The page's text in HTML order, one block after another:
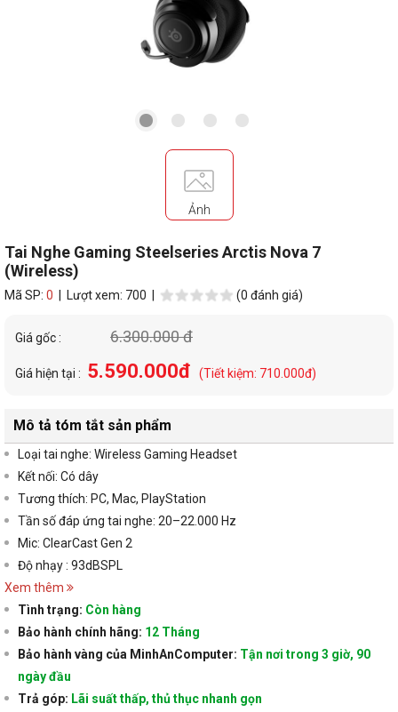
Ảnh
Tai Nghe Gaming Steelseries Arctis Nova 7
(Wireless)
Mã SP: 0 | Lượt xem: 700 | (0 đánh giá)
Giá gốc : 6.300.000 đ
Giá hiện tại : 5.590.000đ (Tiết kiệm: 710.000đ)
Mô tả tóm tắt sản phẩm
Loại tai nghe: Wireless Gaming Headset
Kết nối: Có dây
Tương thích: PC, Mac, PlayStation
Tần số đáp ứng tai nghe: 20–22.000 Hz
Mic: ClearCast Gen 2
Độ nhạy : 93dBSPL
Xem thêm
Tình trạng: Còn hàng
Bảo hành chính hãng: 12 Tháng
Bảo hành vàng của MinhAnComputer: Tận nơi trong 3 giờ, 90
ngày đầu
Trả góp: Lãi suất thấp, thủ thục nhanh gọn